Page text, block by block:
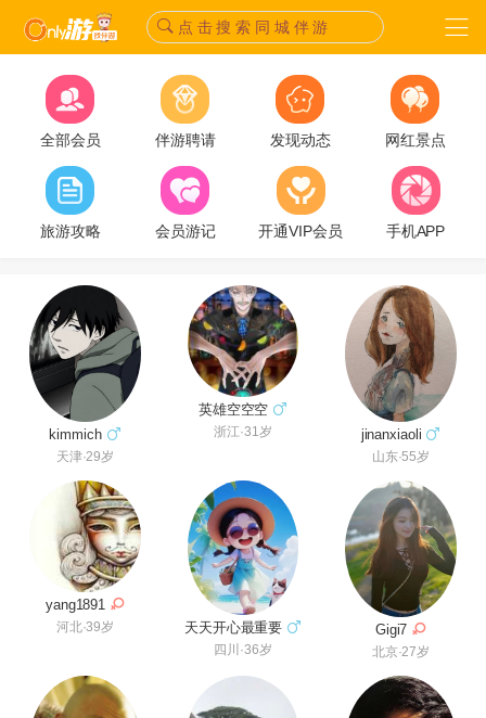
点 击 搜 索 同 城 伴 游
全部会员 伴游聘请 发现动态 网红景点
旅游攻略 会员游记 开通VIP会员 手机APP
kimmich
天津·29岁
英雄空空空
浙江·31岁 jinanxiaoli
山东·55岁
yang1891
河北·39岁 天天开心最重要
四川·36岁
Gigi7
北京·27岁